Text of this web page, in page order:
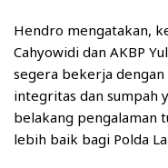
Hendro mengatakan,
Cahyowidi dan AKBP
segera bekerja
integritas dan sumpah
belakang pengalaman
lebih baik bagi Polda